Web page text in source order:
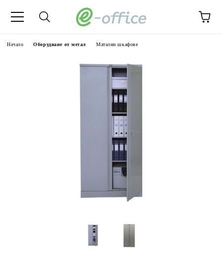
Начало Оборудване от метал Матални шкафове